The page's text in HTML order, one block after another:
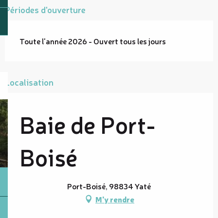
Périodes d'ouverture
Toute l'année 2026 - Ouvert tous les jours
Localisation
Baie de Port-
Boisé
Port-Boisé, 98834 Yaté
M'y rendre